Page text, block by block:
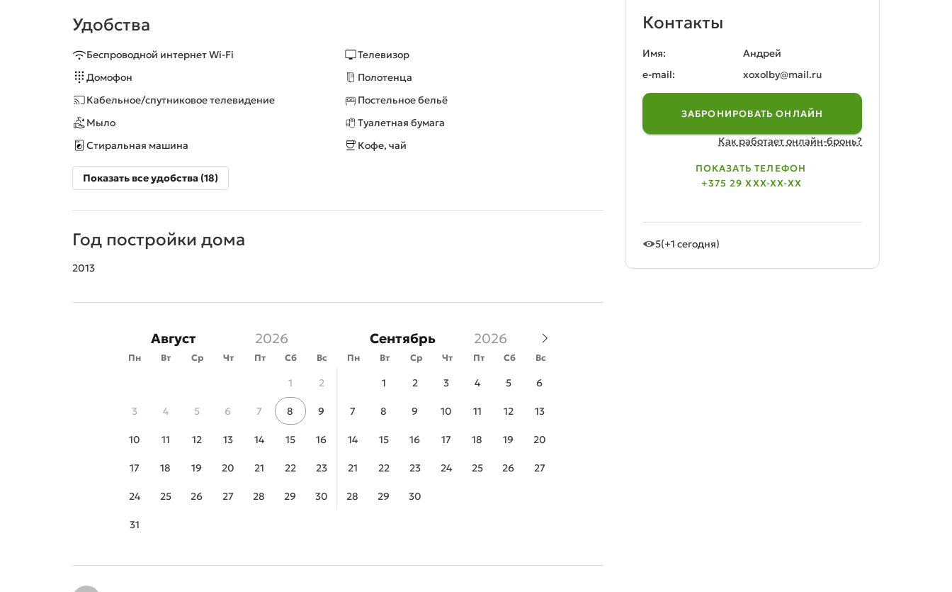
Удобства
Беспроводной интернет Wi-Fi
Телевизор
Домофон
Полотенца
Кабельное/спутниковое телевидение
Постельное бельё
Мыло
Туалетная бумага
Стиральная машина
Кофе, чай
Показать все удобства (18)
Год постройки дома
2013
Август Сентябрь
Пн Вт Ср Чт Пт Сб Вс Пн Вт Ср Чт Пт Сб Вс
1 2
3 4 5 6 7 8 9
10 11 12 13 14 15 16
17 18 19 20 21 22 23
24 25 26 27 28 29 30
31
1 2 3 4 5 6
7 8 9 10 11 12 13
14 15 16 17 18 19 20
21 22 23 24 25 26 27
28 29 30
Контакты
Имя:
Андрей
e-mail:
xoxolby@mail.ru
ЗАБРОНИРОВАТЬ ОНЛАЙН
Как работает онлайн-бронь?
ПОКАЗАТЬ ТЕЛЕФОН
+375 29 XXX-XX-XX
5(+1 сегодня)